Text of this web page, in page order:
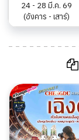
24 - 28 มี.ค. 69
(อังคาร - เสาร์)